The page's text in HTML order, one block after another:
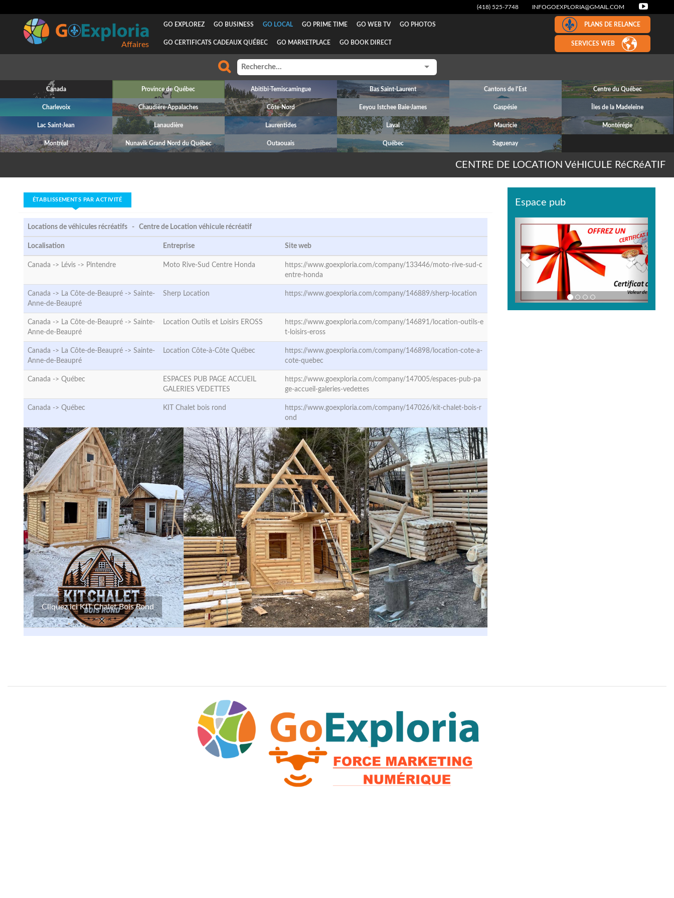
(418) 525-7748 INFOGOEXPLORIA@GMAIL.COM
Affaires
GO EXPLOREZ GO BUSINESS GO LOCAL GO PRIME TIME GO WEB TV GO PHOTOS
GO CERTIFICATS CADEAUX QUÉBEC GO MARKETPLACE GO BOOK DIRECT
PLANS DE RELANCE
SERVICES WEB
Canada Province de Québec Abitibi-Temiscamingue Bas Saint-Laurent Cantons de l'Est Centre du Québec
Charlevoix Chaudière-Appalaches Côte-Nord Eeyou Istchee Baie-James Gaspésie Îles de la Madeleine
Lac Saint-Jean Lanaudière Laurentides Laval Mauricie Montérégie
Montréal Nunavik Grand Nord du Québec Outaouais Québec Saguenay
CENTRE DE LOCATION VéHICULE RéCRéATIF
ÉTABLISSEMENTS PAR ACTIVITÉ
Locations de véhicules récréatifs - Centre de Location véhicule récréatif
Localisation Entreprise Site web
Canada -> Lévis -> Pintendre Moto Rive-Sud Centre Honda
https://www.goexploria.com/company/133446/moto-rive-sud-c
entre-honda
Canada -> La Côte-de-Beaupré -> Sainte-
Anne-de-Beaupré
Sherp Location https://www.goexploria.com/company/146889/sherp-location
Canada -> La Côte-de-Beaupré -> Sainte-
Anne-de-Beaupré
Location Outils et Loisirs EROSS
https://www.goexploria.com/company/146891/location-outils-e
t-loisirs-eross
Canada -> La Côte-de-Beaupré -> Sainte-
Anne-de-Beaupré
Location Côte-à-Côte Québec
https://www.goexploria.com/company/146898/location-cote-a-
cote-quebec
Canada -> Québec
ESPACES PUB PAGE ACCUEIL
GALERIES VEDETTES
https://www.goexploria.com/company/147005/espaces-pub-pa
ge-accueil-galeries-vedettes
Canada -> Québec KIT Chalet bois rond
https://www.goexploria.com/company/147026/kit-chalet-bois-r
ond
Cliquez ici KIT Chalet Bois Rond
Espace pub
Previous
Next